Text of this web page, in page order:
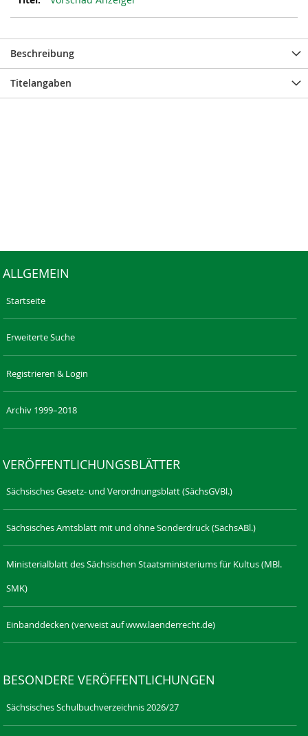
Beschreibung
Titelangaben
ALLGEMEIN
Startseite
Erweiterte Suche
Registrieren & Login
Archiv 1999–2018
VERÖFFENTLICHUNGSBLÄTTER
Sächsisches Gesetz- und Verordnungsblatt (SächsGVBl.)
Sächsisches Amtsblatt mit und ohne Sonderdruck (SächsABl.)
Ministerialblatt des Sächsischen Staatsministeriums für Kultus (MBl.
SMK)
Einbanddecken (verweist auf www.laenderrecht.de)
BESONDERE VERÖFFENTLICHUNGEN
Sächsisches Schulbuchverzeichnis 2026/27